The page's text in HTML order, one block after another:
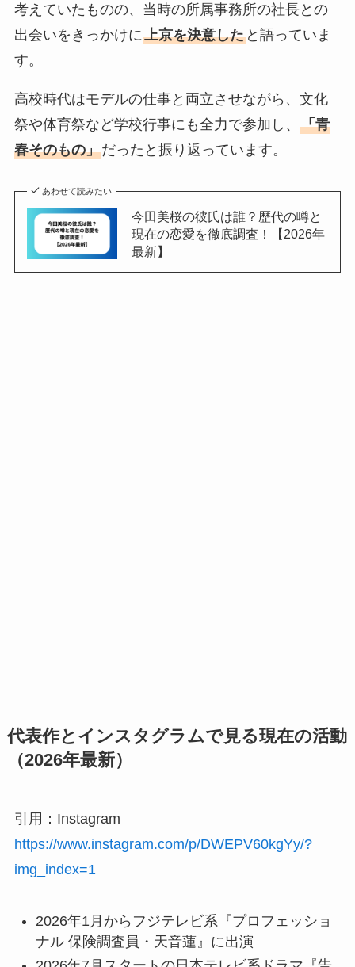
考えていたものの、当時の所属事務所の社長との
出会いをきっかけに上京を決意したと語っていま
す。
高校時代はモデルの仕事と両立させながら、文化
祭や体育祭など学校行事にも全力で参加し、 「青
春そのもの」だったと振り返っています。
あわせて読みたい
今田美桜の彼氏は誰？歴代の噂と
現在の恋愛を徹底調査！【2026年
最新】
代表作とインスタグラムで見る現在の活動
（2026年最新）
引用：Instagram
https://www.instagram.com/p/DWEPV60kgYy/?
img_index=1
2026年1月からフジテレビ系『プロフェッショ
ナル 保険調査員・天音蓮』に出演